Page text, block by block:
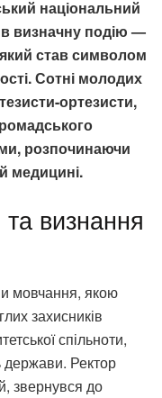
національний
визначну подію —
став символом
Сотні молодих
ортезисти,
розпочинаючи
медицині.
визнання
мовчання, якою
захисників
спільноти,
держави. Ректор
звернувся до